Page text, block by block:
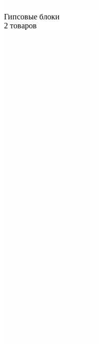
Гипсовые блоки
2 товаров